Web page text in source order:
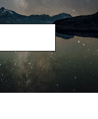
ませんで